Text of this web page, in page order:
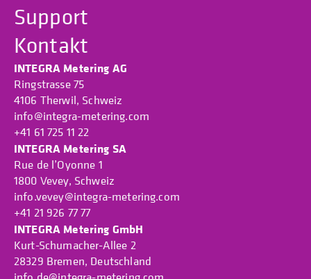
Support
Kontakt
INTEGRA Metering AG
Ringstrasse 75
4106 Therwil, Schweiz
info@integra-metering.com
+41 61 725 11 22
INTEGRA Metering SA
Rue de l’Oyonne 1
1800 Vevey, Schweiz
info.vevey@integra-metering.com
+41 21 926 77 77
INTEGRA Metering GmbH
Kurt-Schumacher-Allee 2
28329 Bremen, Deutschland